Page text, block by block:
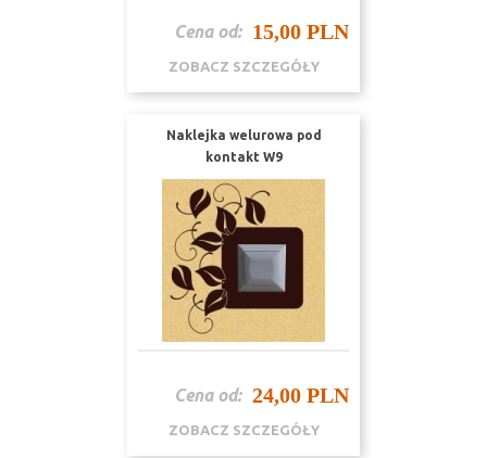
Cena od: 15,00 PLN
ZOBACZ SZCZEGÓŁY
Naklejka welurowa pod
kontakt W9
Cena od: 24,00 PLN
ZOBACZ SZCZEGÓŁY